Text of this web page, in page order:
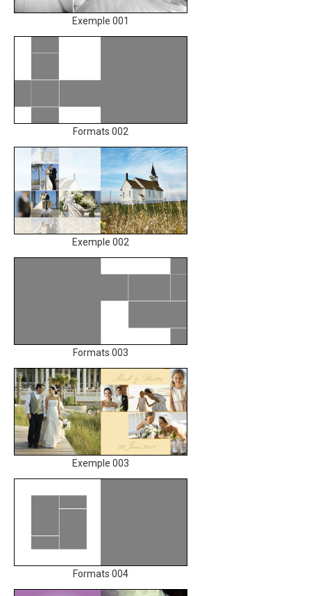
Exemple 001
Formats 002
Exemple 002
Formats 003
Exemple 003
Formats 004